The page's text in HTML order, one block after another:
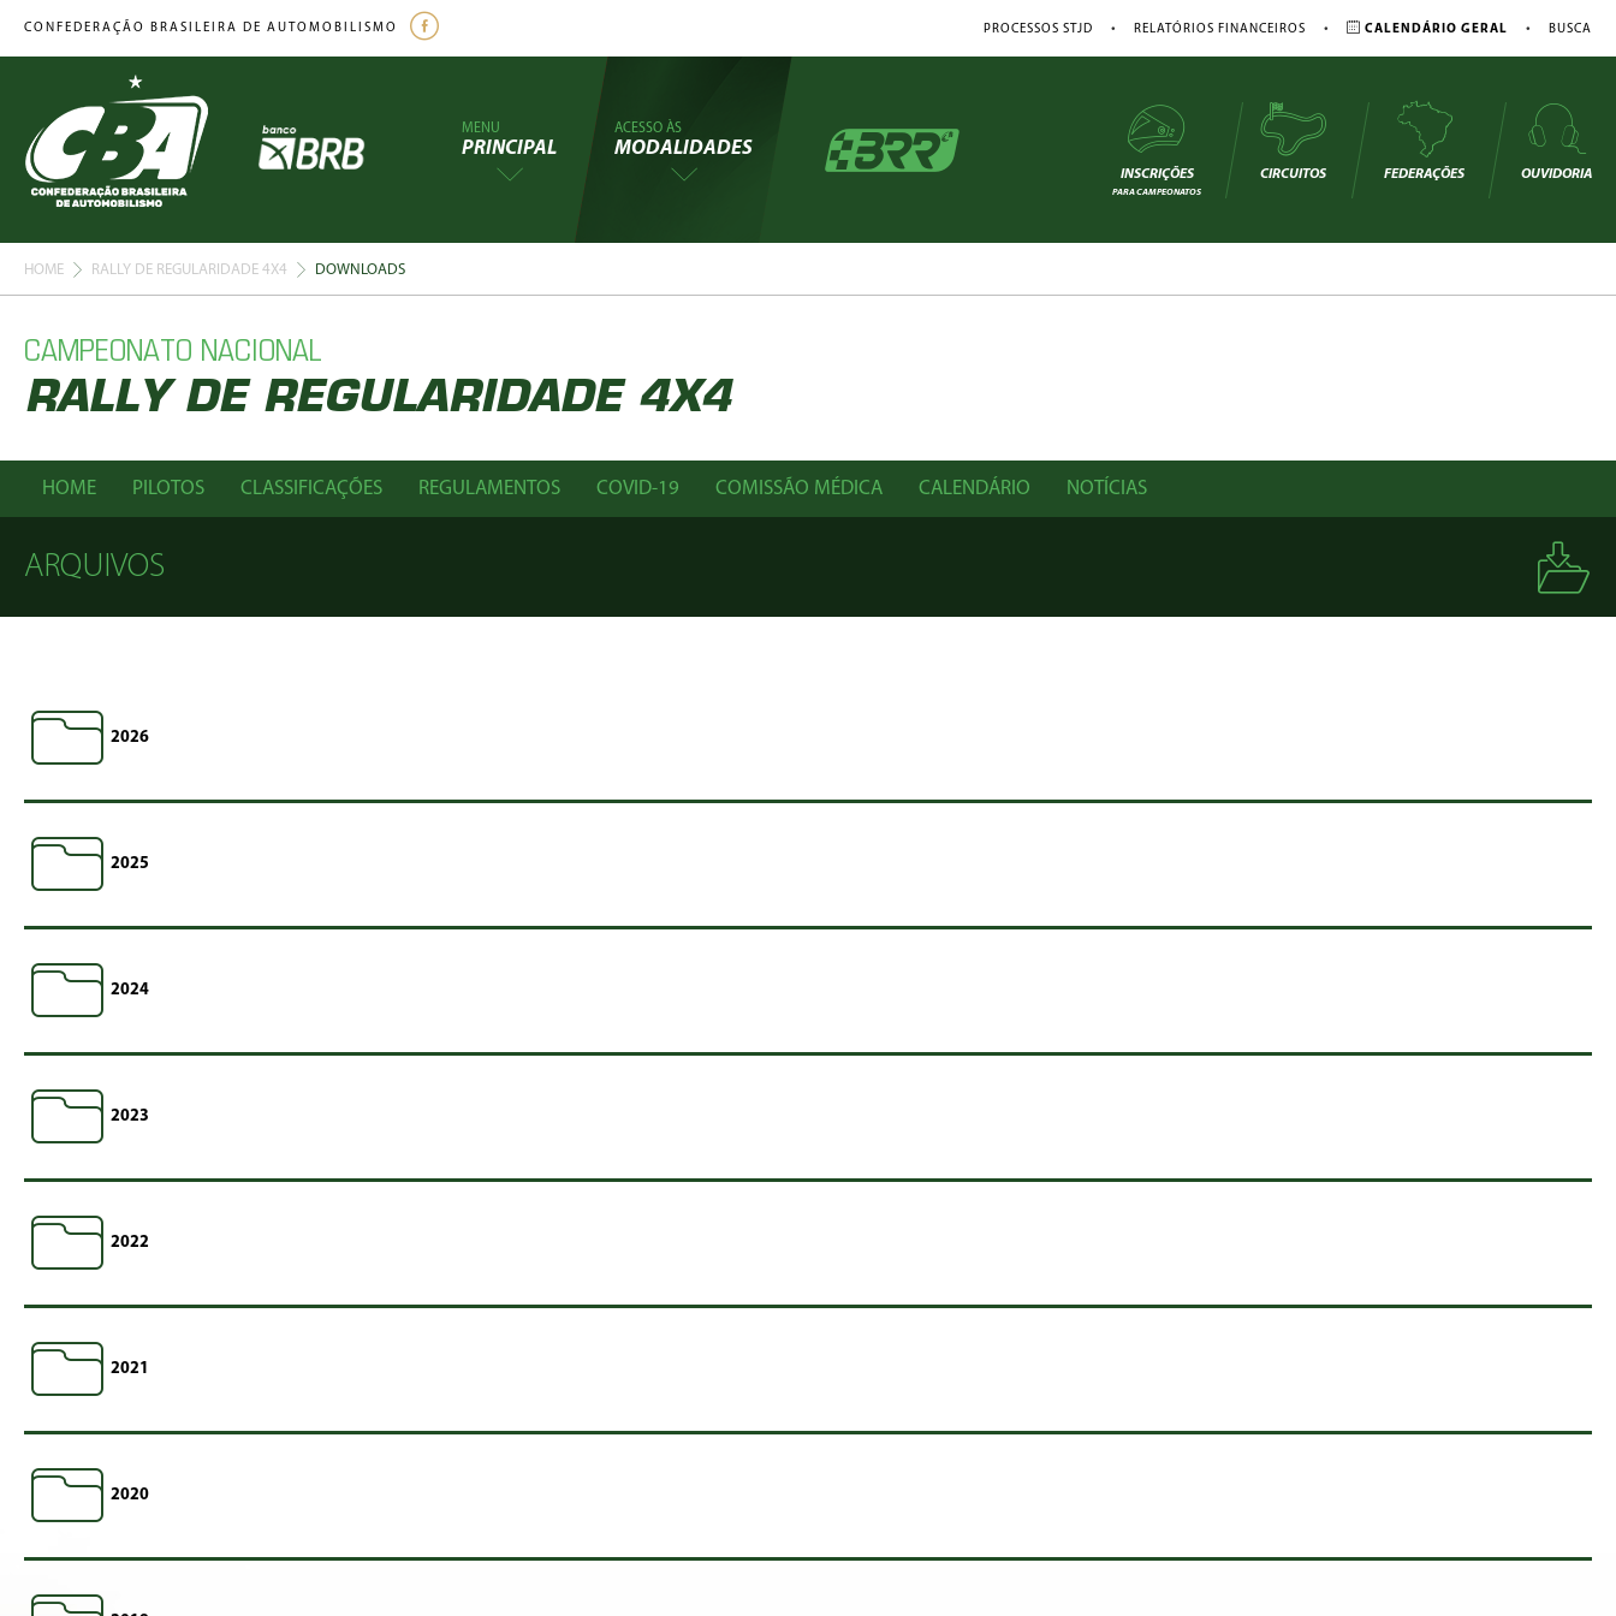
CONFEDERAÇÃO BRASILEIRA DE AUTOMOBILISMO PROCESSOS STJD • RELATÓRIOS FINANCEIROS • CALENDÁRIO GERAL • BUSCA
MENU
PRINCIPAL
ACESSO ÀS
MODALIDADES
INSCRIÇÕES
PARA CAMPEONATOS
CIRCUITOS FEDERAÇÕES OUVIDORIA
HOME RALLY DE REGULARIDADE 4X4 DOWNLOADS
CAMPEONATO NACIONAL
RALLY DE REGULARIDADE 4X4
HOME PILOTOS CLASSIFICAÇÕES REGULAMENTOS COVID-19 COMISSÃO MÉDICA CALENDÁRIO NOTÍCIAS
ARQUIVOS
2026
2025
2024
2023
2022
2021
2020